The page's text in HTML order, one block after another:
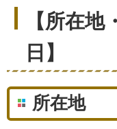
【所在
日】
所在地